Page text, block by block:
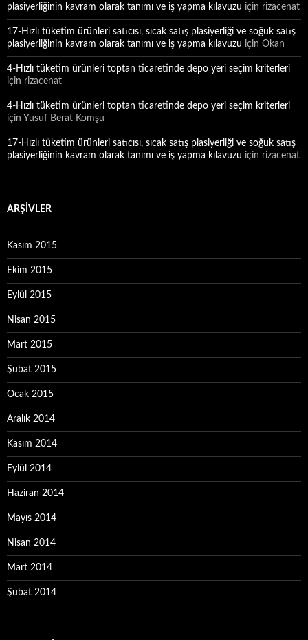
plasiyerliğinin kavram olarak tanımı ve iş yapma kılavuzu için rizacenat
17-Hızlı tüketim ürünleri satıcısı, sıcak satış plasiyerliği ve soğuk satış
plasiyerliğinin kavram olarak tanımı ve iş yapma kılavuzu için Okan
4-Hızlı tüketim ürünleri toptan ticaretinde depo yeri seçim kriterleri
için rizacenat
4-Hızlı tüketim ürünleri toptan ticaretinde depo yeri seçim kriterleri
için Yusuf Berat Komşu
17-Hızlı tüketim ürünleri satıcısı, sıcak satış plasiyerliği ve soğuk satış
plasiyerliğinin kavram olarak tanımı ve iş yapma kılavuzu için rizacenat
ARŞIVLER
Kasım 2015
Ekim 2015
Eylül 2015
Nisan 2015
Mart 2015
Şubat 2015
Ocak 2015
Aralık 2014
Kasım 2014
Eylül 2014
Haziran 2014
Mayıs 2014
Nisan 2014
Mart 2014
Şubat 2014